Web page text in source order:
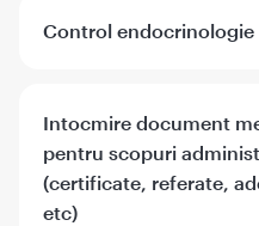
Control endocrinologie
Intocmire document
pentru scopuri
(certificate, referate,
etc)